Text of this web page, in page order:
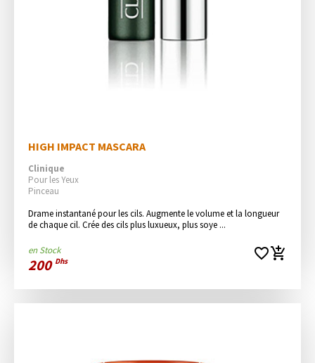
HIGH IMPACT MASCARA
Clinique
Pour les Yeux
Pinceau
Drame instantané pour les cils. Augmente le volume et la longueur
de chaque cil. Crée des cils plus luxueux, plus soye ...
en Stock
200 Dhs favorite_borderadd_shopping_cart